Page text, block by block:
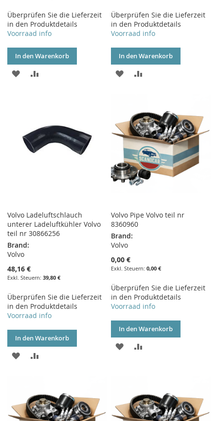
Überprüfen Sie die Lieferzeit
in den Produktdetails
Voorraad info
In den Warenkorb
ZUR
Überprüfen Sie die Lieferzeit
in den Produktdetails
Voorraad info
In den Warenkorb
ZUR
Volvo Ladeluftschlauch
unterer Ladeluftkühler Volvo
teil nr 30866256
Brand:
Volvo
48,16 €
39,80 €
Überprüfen Sie die Lieferzeit
in den Produktdetails
Voorraad info
In den Warenkorb
ZUR
Volvo Pipe Volvo teil nr
8360960
Brand:
Volvo
0,00 €
0,00 €
Überprüfen Sie die Lieferzeit
in den Produktdetails
Voorraad info
In den Warenkorb
ZUR